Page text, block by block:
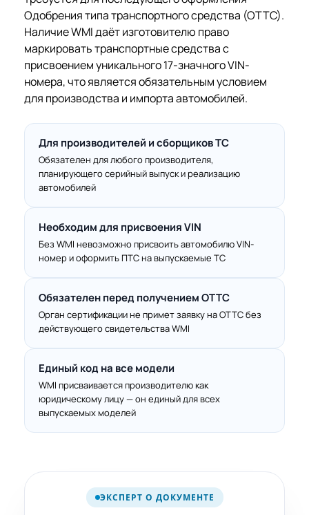
Одобрения типа транспортного средства (ОТТС).
Наличие WMI даёт изготовителю право
маркировать транспортные средства с
присвоением уникального 17-значного VIN-
номера, что является обязательным условием
для производства и импорта автомобилей.
Для производителей и сборщиков ТС
Обязателен для любого производителя,
планирующего серийный выпуск и реализацию
автомобилей
Необходим для присвоения VIN
Без WMI невозможно присвоить автомобилю VIN-
номер и оформить ПТС на выпускаемые ТС
Обязателен перед получением ОТТС
Орган сертификации не примет заявку на ОТТС без
действующего свидетельства WMI
Единый код на все модели
WMI присваивается производителю как
юридическому лицу — он единый для всех
выпускаемых моделей
SHORT ·1 мин
WMI
ЭКСПЕРТ О ДОКУМЕНТЕ